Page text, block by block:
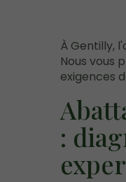
À Gentilly,
Nous vous
exigences
: